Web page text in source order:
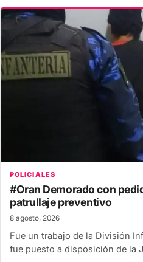
POLICIALES
#Oran Demorado con
patrullaje preventivo
8 agosto, 2026
Fue un trabajo de la División
fue puesto a disposición de la